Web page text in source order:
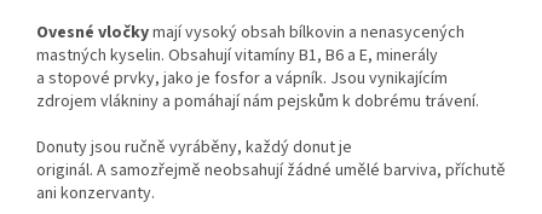
Ovesné vločkymají vysoký obsah bílkovin a nenasycených
mastných kyselin. Obsahují vitamíny B1, B6 a E, minerály
a stopové prvky, jako je fosfor a vápník. Jsou vynikajícím
zdrojem vlákniny a pomáhají nám pejskům k dobrému trávení.
Donuty jsou ručně vyráběny, každý donut je
originál. A samozřejmě neobsahují žádné umělé barviva, příchutě
ani konzervanty.